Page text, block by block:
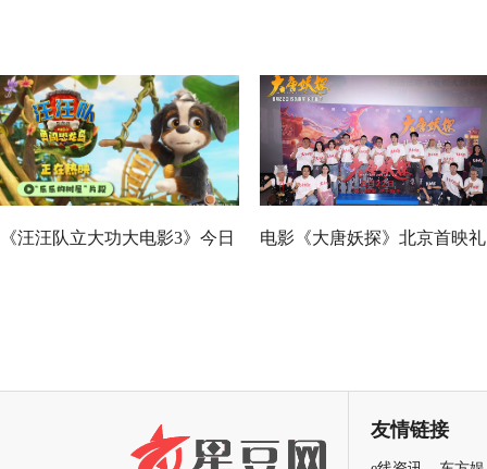
《汪汪队立大功大电影3》今日 电影《大唐妖探》北京首映礼
友情链接